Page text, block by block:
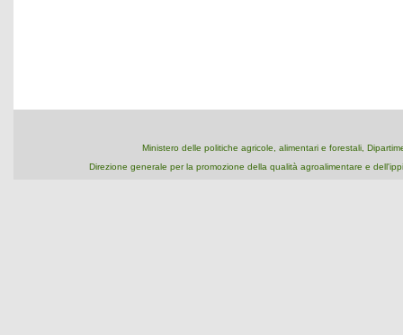
Ministero delle politiche agricole, alimentari e forestali,
Direzione generale per la promozione della qualità agroalimentare e